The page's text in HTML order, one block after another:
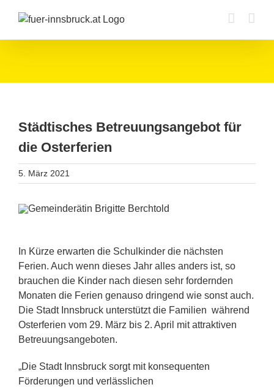
Inhalt
Städtisches Betreuungsangebot für
die Osterferien
5. März 2021
In Kürze erwarten die Schulkinder die nächsten
Ferien. Auch wenn dieses Jahr alles anders ist, so
brauchen die Kinder nach diesen sehr fordernden
Monaten die Ferien genauso dringend wie sonst auch.
Die Stadt Innsbruck unterstützt die Familien während
Osterferien vom 29. März bis 2. April mit attraktiven
Betreuungsangeboten.
„Die Stadt Innsbruck sorgt mit konsequenten
Förderungen und verlässlichen